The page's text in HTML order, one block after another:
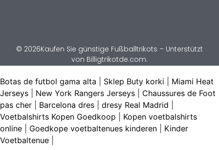
© 2026Kaufen Sie günstige Fußballtrikots – Unterstützt
von Billigtrikotde.com.
Botas de futbol gama alta Sklep Buty korki
Miami Heat
Jerseys
New York Rangers Jerseys
Chaussures de Foot
pas cher
Barcelona dres dresy Real Madrid
Voetbalshirts Kopen Goedkoop
Kopen voetbalshirts
online
Goedkope voetbaltenues kinderen
Kinder
Voetbaltenue